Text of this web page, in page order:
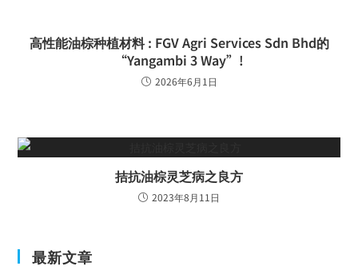
高性能油棕种植材料 : FGV Agri Services Sdn Bhd的
“Yangambi 3 Way”!
2026年6月1日
拮抗油棕灵芝病之良方
2023年8月11日
最新文章